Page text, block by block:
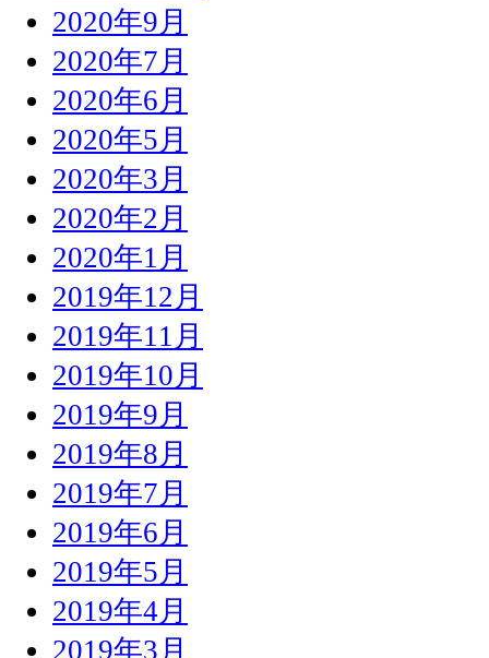
2020年9月
2020年7月
2020年6月
2020年5月
2020年3月
2020年2月
2020年1月
2019年12月
2019年11月
2019年10月
2019年9月
2019年8月
2019年7月
2019年6月
2019年5月
2019年4月
2019年3月